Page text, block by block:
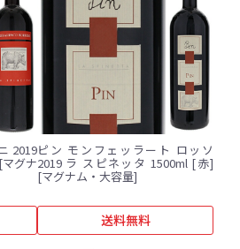
2019ピン モンフェッラート ロッソ
2019 ラ スピネッタ 1500ml [赤]
[マグナム・大容量]
送料無料